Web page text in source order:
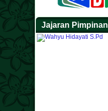
Jajaran Pimpinan